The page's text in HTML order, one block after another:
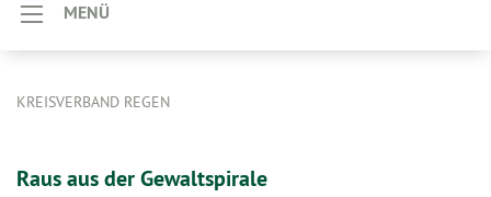
MENÜ
KREISVERBAND REGEN
Raus aus der Gewaltspirale